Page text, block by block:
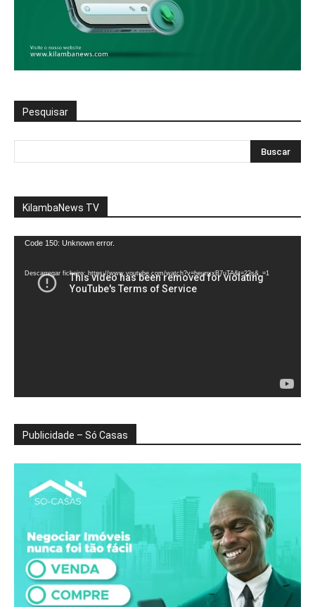
Pesquisar
KilambaNews TV
Reprodutor
vídeo
Code 150: Unknown error.
Descarregar ficheiro: https://www.youtube.com/watch?v=heunxxB7uTA&t=22s&_=1
Publicidade – Só Casas